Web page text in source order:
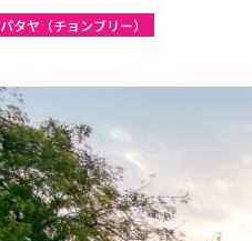
パタヤ（チョンブリー）